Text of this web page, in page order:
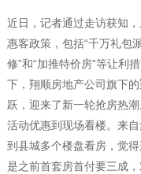
近日，记者通过走访获知
惠客政策，包括“千万礼包
修”和“加推特价房”等让利
下，翔顺房地产公司旗下
跃，迎来了新一轮抢房热
活动优惠到现场看楼。来
到县城多个楼盘看房，觉
是之前首套房首付要三成